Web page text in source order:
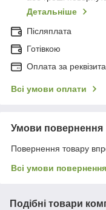
Детальніше
Післяплата
Готівкою
Оплата за
Всі умови оплати
Умови повернення
Повернення товару
Всі умови повернення
Подібні товари